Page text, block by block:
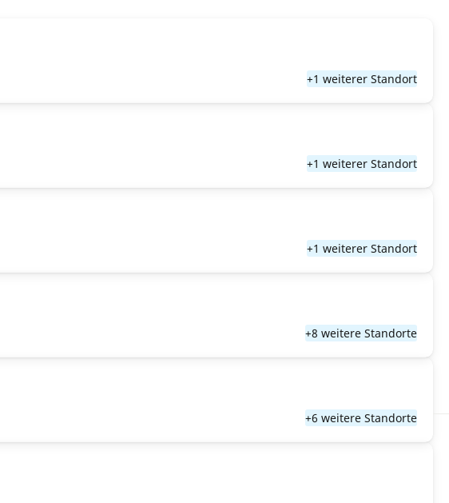
+1 weiterer Standort
+1 weiterer Standort
+1 weiterer Standort
+8 weitere Standorte
+6 weitere Standorte